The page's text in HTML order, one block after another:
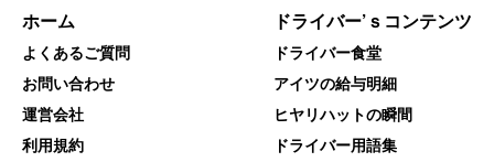
ホーム
よくあるご質問
お問い合わせ
運営会社
利用規約
ドライバー’ｓコンテンツ
ドライバー食堂
アイツの給与明細
ヒヤリハットの瞬間
ドライバー用語集